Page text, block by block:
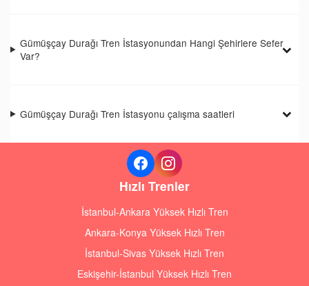
Gümüşçay Durağı Tren İstasyonundan Hangi Şehirlere Sefer
Var?
Gümüşçay Durağı Tren İstasyonu çalışma saatleri
Hızlı Trenler
İstanbul-Ankara Yüksek Hızlı Tren
Ankara-Konya Yüksek Hızlı Tren
İstanbul-Sivas Yüksek Hızlı Tren
Eskişehir-İstanbul Yüksek Hızlı Tren